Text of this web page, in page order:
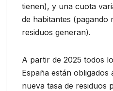
tienen), y una cuota
de habitantes (pagando
residuos generan).
A partir de 2025 todos
España están obligados
nueva tasa de residuos